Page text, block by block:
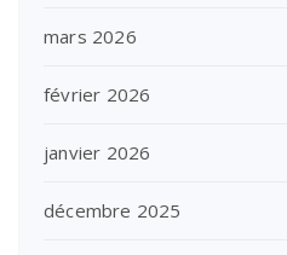
mars 2026
février 2026
janvier 2026
décembre 2025